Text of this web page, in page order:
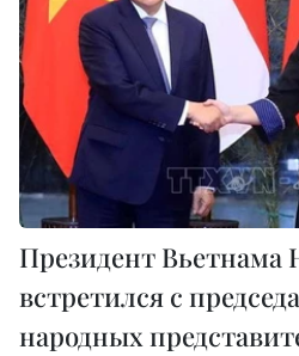
Президент Вьетнама
встретился с
народных